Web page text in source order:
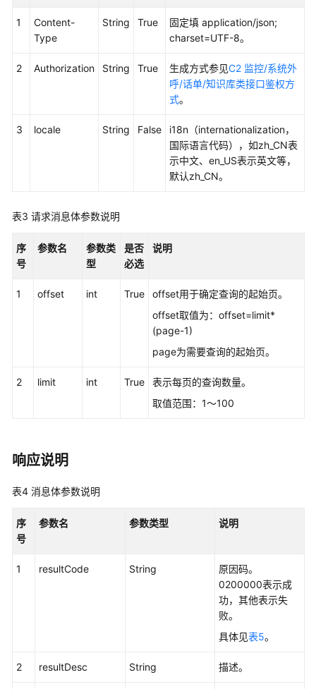
操
作
接
口
考
呼
改
录
简
外
接
1
Content-
Type
String True
固定填 application/json;
charset=UTF-8。
2 Authorization String True 生成方式参见C2 监控/系统外
呼/话单/知识库类接口鉴权方
式。
3 locale String False
i18n（internationalization，
国际语言代码），如zh_CN表
示中文、en_US表示英文等，
默认zh_CN。
表3 请求消息体参数说明
序
号
参数名
参数类
型
是否
必选
说明
1 offset int True
offset用于确定查询的起始页。
offset取值为：offset=limit*
(page-1)
page为需要查询的起始页。
2 limit int True
表示每页的查询数量。
取值范围：1～100
响应说明
表4 消息体参数说明
序
号
参数名 参数类型 说明
1 resultCode String
原因码。
0200000表示成
功，其他表示失
败。
具体见表5。
2 resultDesc String 描述。